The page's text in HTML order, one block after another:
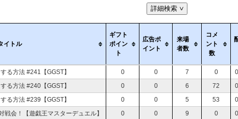
詳細検索 >
イトル
ギフト
ポイン
ト
広告ポ
イント
来場
者数
コメ
ント
数
る方法 #241【GGST】 0 0 7 0
る方法 #240【GGST】 0 0 6 72
る方法 #239【GGST】 0 0 5 53
会！【遊戯王マスターデュエル】 0 0 9 0